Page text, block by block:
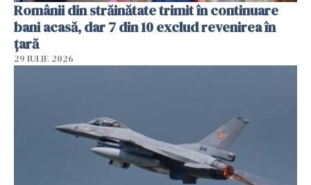
Românii din străinătate trimit în continuare
bani acasă, dar 7 din 10 exclud revenirea în
țară
29 IULIE 2026